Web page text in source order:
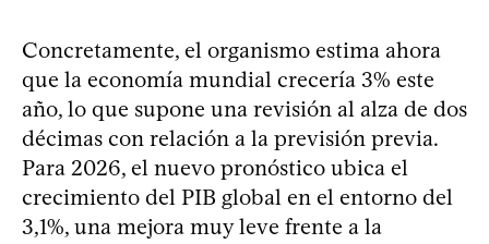
Concretamente, el organismo estima ahora
que la economía mundial crecería 3% este
año, lo que supone una revisión al alza de dos
décimas con relación a la previsión previa.
Para 2026, el nuevo pronóstico ubica el
crecimiento del PIB global en el entorno del
3,1%, una mejora muy leve frente a la